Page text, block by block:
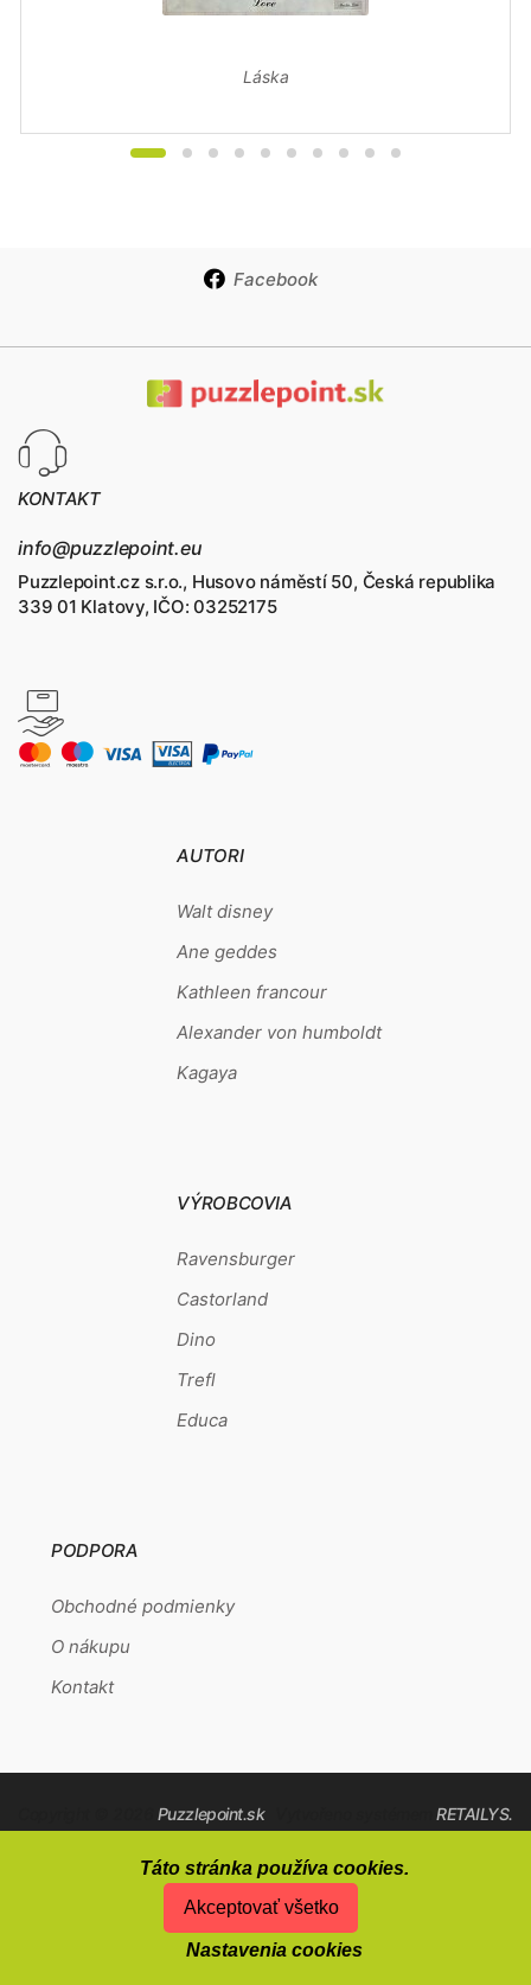
Láska
Facebook
KONTAKT
info@puzzlepoint.eu
Puzzlepoint.cz s.r.o., Husovo náměstí 50, Česká republika
339 01 Klatovy, IČO: 03252175
AUTORI
Walt disney
Ane geddes
Kathleen francour
Alexander von humboldt
Kagaya
VÝROBCOVIA
Ravensburger
Castorland
Dino
Trefl
Educa
PODPORA
Obchodné podmienky
O nákupu
Kontakt
Puzzlepoint.sk Vytvořeno systémemRETAILYS.
Táto stránka používa cookies.
Akceptovať všetko
Nastavenia cookies